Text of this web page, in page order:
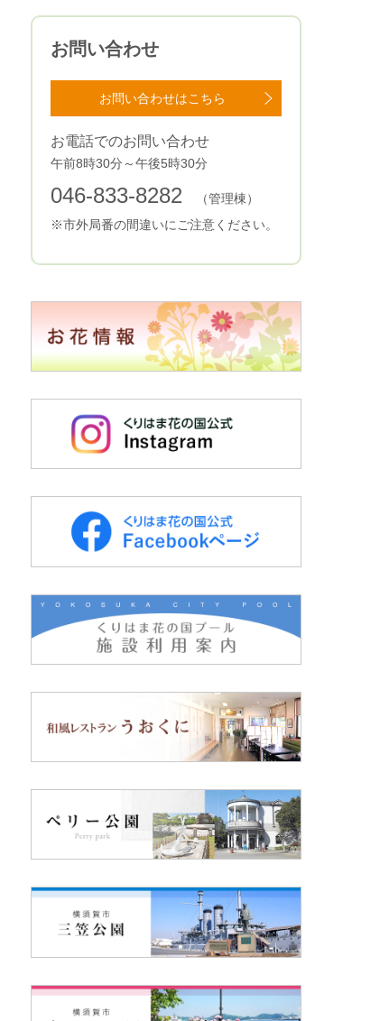
お問い合わせ
お問い合わせはこちら
お電話でのお問い合わせ
午前8時30分～午後5時30分
046-833-8282
（管理棟）
※市外局番の間違いにご注意ください。